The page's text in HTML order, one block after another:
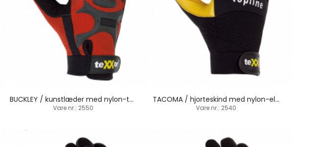
BUCKLEY / kunstlæder med nylon-terylen / velcrolukning
Vare nr.: 2550
TACOMA / hjorteskind med nylon-elastan / velcrolukning
Vare nr.: 2540